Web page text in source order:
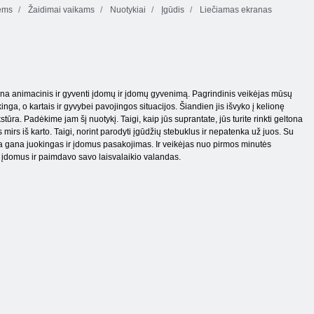
Žaidimai vaikams Nuotykiai Įgūdis
Liečiamas ekranas
animacinis ir gyventi įdomų ir įdomų gyvenimą. Pagrindinis veikėjas mūsų
o kartais ir gyvybei pavojingos situacijos. Šiandien jis išvyko į kelionę
Padėkime jam šį nuotykį. Taigi, kaip jūs suprantate, jūs turite rinkti geltona
iš karto. Taigi, norint parodyti įgūdžių stebuklus ir nepatenka už juos. Su
juokingas ir įdomus pasakojimas. Ir veikėjas nuo pirmos minutės
ir paimdavo savo laisvalaikio valandas.